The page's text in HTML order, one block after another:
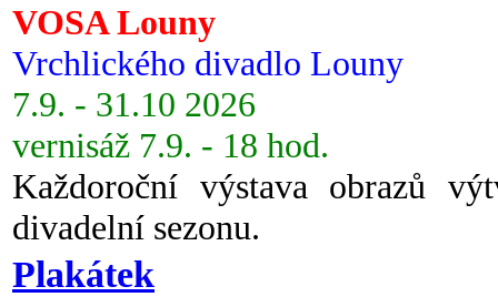
VOSA Louny
Vrchlického divadlo Louny
7.9. - 31.10 2026
vernisáž 7.9. - 18 hod.
Každoroční výstava obrazů
divadelní sezonu.
Plakátek